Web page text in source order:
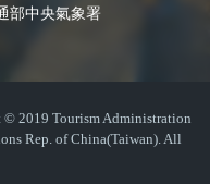
部中央氣象署
2019 Tourism Administration
Rep. of China(Taiwan). All